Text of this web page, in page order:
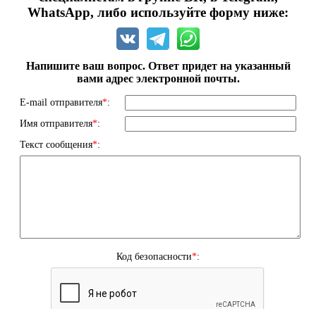
WhatsApp, либо используйте форму ниже:
Напишите ваш вопрос. Ответ придет на указанный
вами адрес электронной почты.
E-mail отправителя*:
Имя отправителя*:
Текст сообщения*:
Код безопасности*: